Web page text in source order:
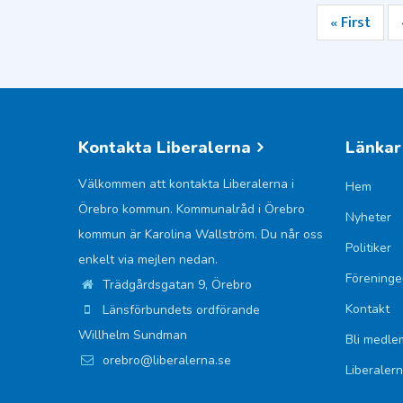
Första
sidan
« First
Kontakta Liberalerna
Välkommen att kontakta Liberalerna i
Örebro kommun. Kommunalråd i Örebro
kommun är Karolina Wallström. Du når oss
enkelt via mejlen nedan.
Trädgårdsgatan 9, Örebro
Länsförbundets ordförande
Willhelm Sundman
orebro@liberalerna.se
Länkar
Hem
Nyheter
Politiker
Kontakt
Bli